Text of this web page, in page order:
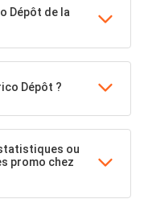
Dépôt de la
Dépôt ?
ou
promo chez